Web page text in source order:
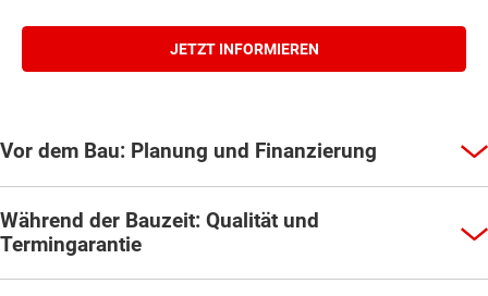
JETZT INFORMIEREN
Vor dem Bau: Planung und Finanzierung
Während der Bauzeit: Qualität und
Termingarantie